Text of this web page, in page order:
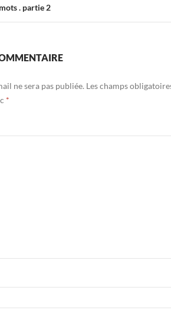
. partie 2
ne sera pas publiée. Les champs
*